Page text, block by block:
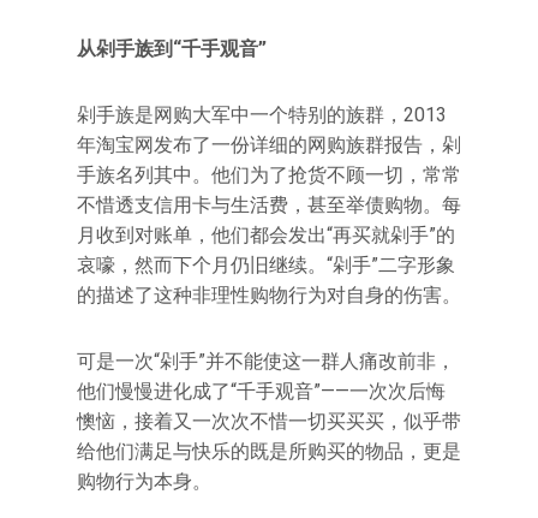
从剁手族到“千手观音”
剁手族是网购大军中一个特别的族群，2013
年淘宝网发布了一份详细的网购族群报告，剁
手族名列其中。他们为了抢货不顾一切，常常
不惜透支信用卡与生活费，甚至举债购物。每
月收到对账单，他们都会发出“再买就剁手”的
哀嚎，然而下个月仍旧继续。“剁手”二字形象
的描述了这种非理性购物行为对自身的伤害。
可是一次“剁手”并不能使这一群人痛改前非，
他们慢慢进化成了“千手观音”——一次次后悔
懊恼，接着又一次次不惜一切买买买，似乎带
给他们满足与快乐的既是所购买的物品，更是
购物行为本身。